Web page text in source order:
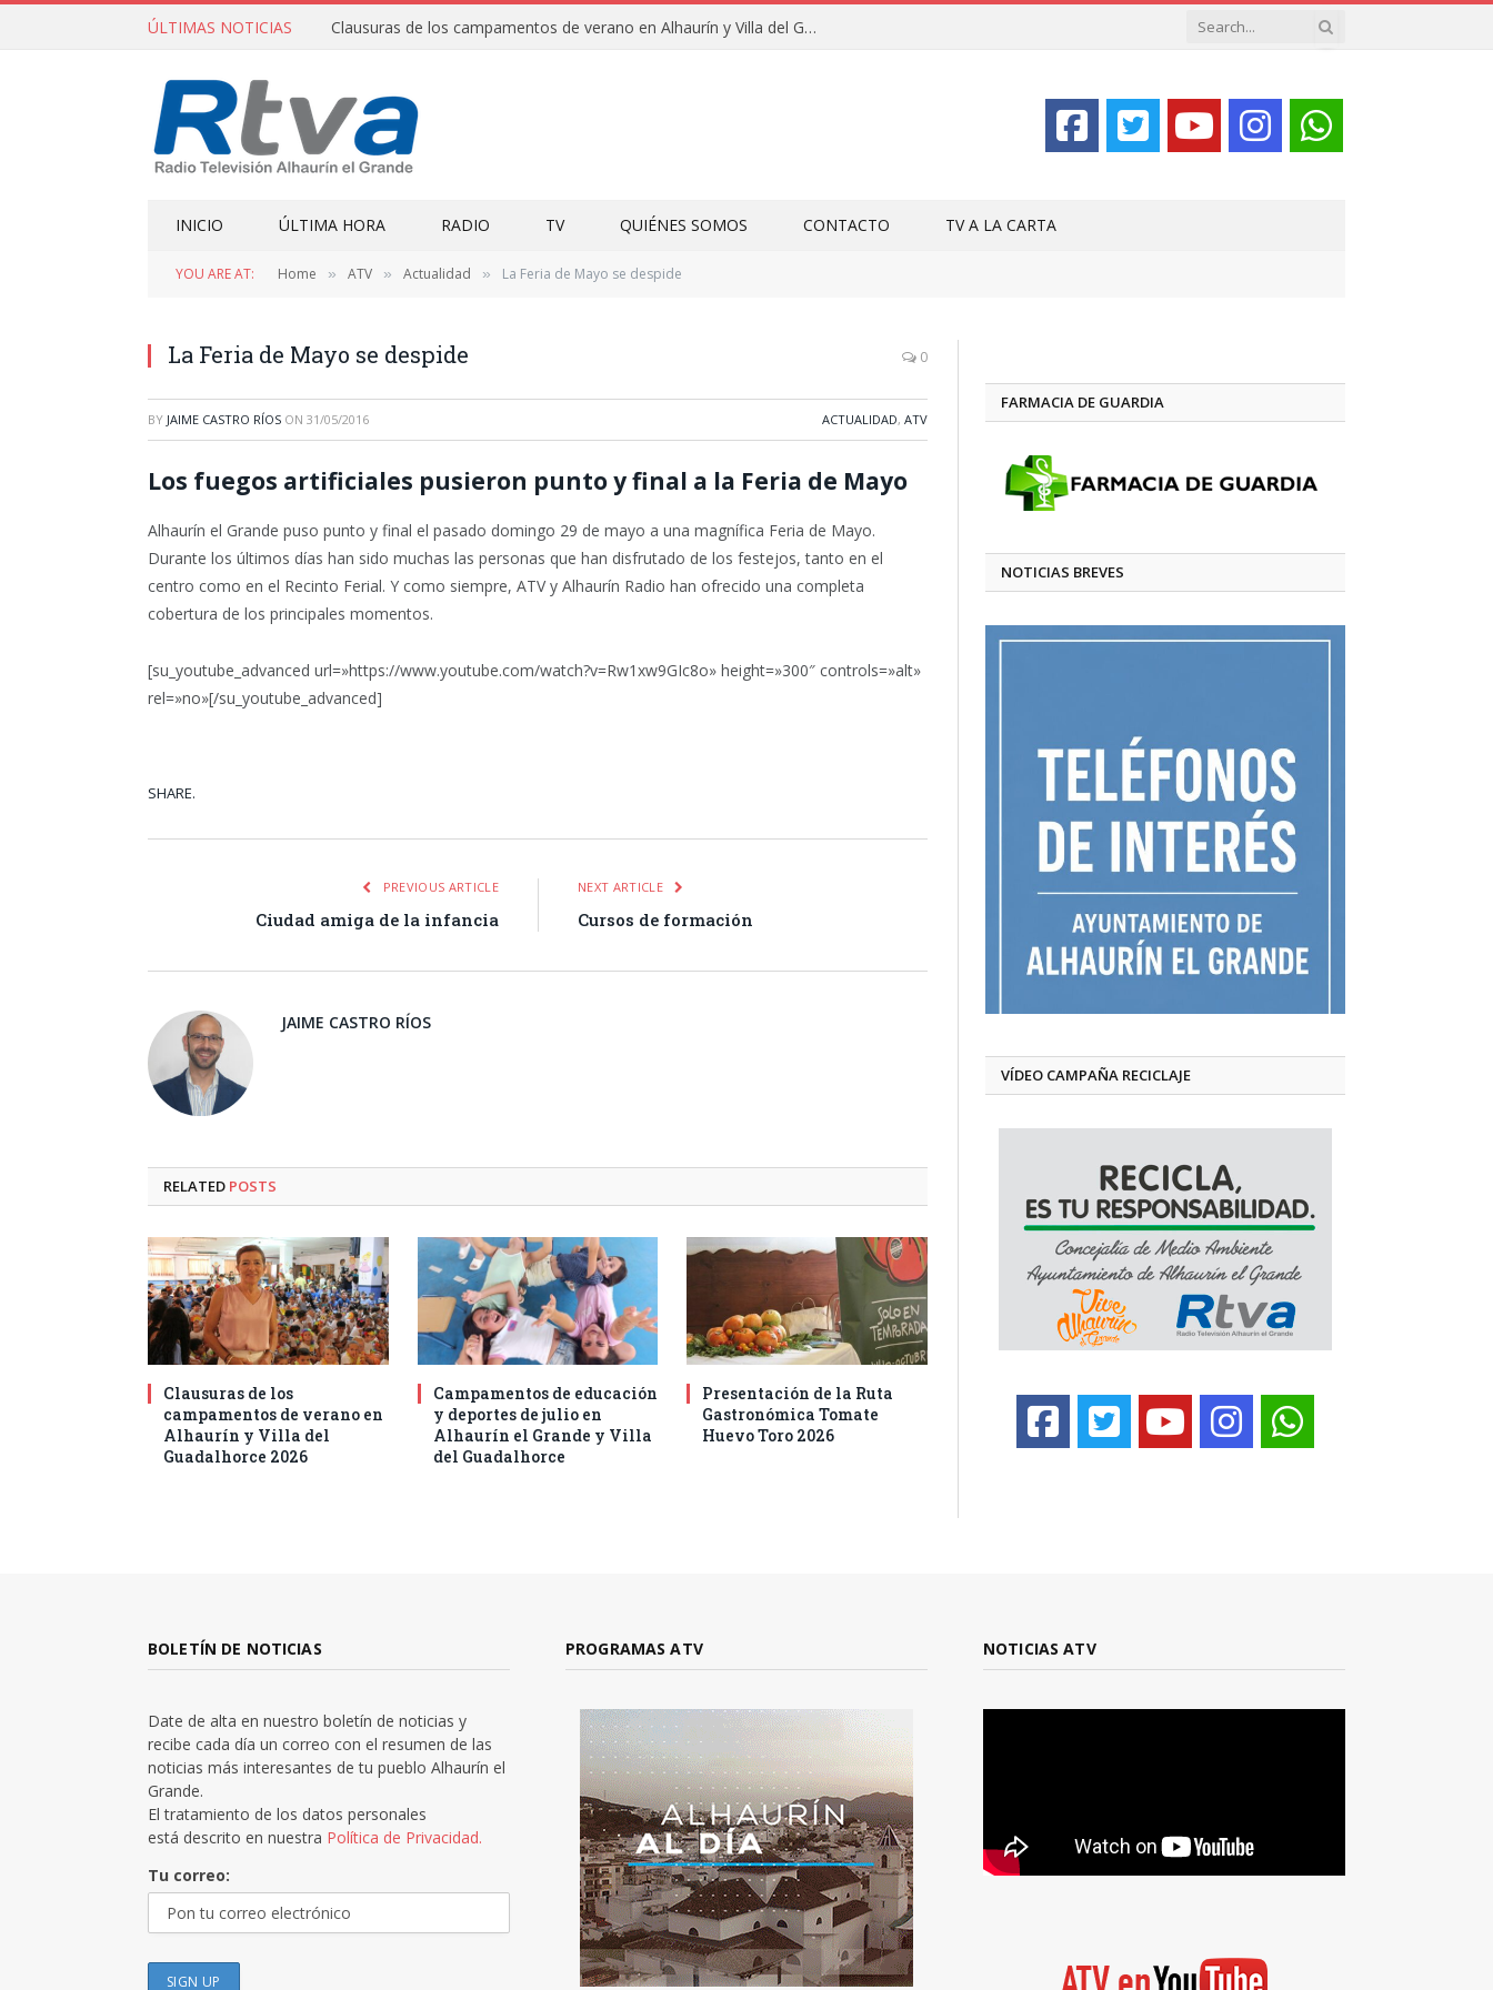
ÚLTIMAS NOTICIAS Clausuras de los campamentos de verano en Alhaurín y Villa del Guadalhorce 2026
INICIO ÚLTIMA HORA RADIO TV QUIÉNES SOMOS CONTACTO TV A LA CARTA
YOU ARE AT: Home » ATV » Actualidad » La Feria de Mayo se despide
La Feria de Mayo se despide 0
BY JAIME CASTRO RÍOS ON 31/05/2016 ACTUALIDAD, ATV
Los fuegos artificiales pusieron punto y final a la Feria de Mayo
Alhaurín el Grande puso punto y final el pasado domingo 29 de mayo a una magnífica Feria de Mayo.
Durante los últimos días han sido muchas las personas que han disfrutado de los festejos, tanto en el
centro como en el Recinto Ferial. Y como siempre, ATV y Alhaurín Radio han ofrecido una completa
cobertura de los principales momentos.
[su_youtube_advanced url=»https://www.youtube.com/watch?v=Rw1xw9GIc8o» height=»300″ controls=»alt»
rel=»no»[/su_youtube_advanced]
SHARE.
PREVIOUS ARTICLE
Ciudad amiga de la infancia
NEXT ARTICLE
Cursos de formación
JAIME CASTRO RÍOS
RELATED POSTS
Clausuras de los
campamentos de verano en
Alhaurín y Villa del
Guadalhorce 2026
Campamentos de educación
y deportes de julio en
Alhaurín el Grande y Villa
del Guadalhorce
Presentación de la Ruta
Gastronómica Tomate
Huevo Toro 2026
FARMACIA DE GUARDIA
NOTICIAS BREVES
VÍDEO CAMPAÑA RECICLAJE
BOLETÍN DE NOTICIAS
Date de alta en nuestro boletín de noticias y
recibe cada día un correo con el resumen de las
noticias más interesantes de tu pueblo Alhaurín el
Grande.
El tratamiento de los datos personales
está descrito en nuestra Política de Privacidad.
Tu correo:
PROGRAMAS ATV NOTICIAS ATV